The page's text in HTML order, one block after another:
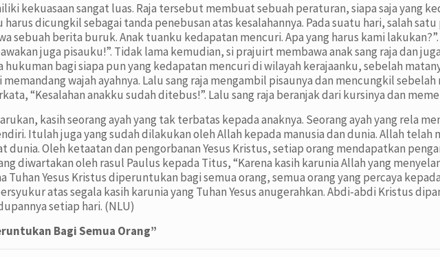
kekuasaan sangat luas. Raja tersebut membuat sebuah peraturan, siapa saja yang
dicungkil sebagai tanda penebusan atas kesalahannya. Pada suatu hari, salah
sebuah berita buruk. Anak tuanku kedapatan mencuri. Apa yang harus kami
juga pisauku!”. Tidak lama kemudian, si prajuirt membawa anak sang raja dan
hukuman bagi siapa pun yang kedapatan mencuri di wilayah kerajaanku, sebelah
wajah ayahnya. Lalu sang raja mengambil pisaunya dan mencungkil
“Kesalahan anakku sudah ditebus!”. Lalu sang raja beranjak dari kursinya dan
kasih seorang ayah yang tak terbatas kepada anaknya. Seorang ayah yang rela
Itulah juga yang sudah dilakukan oleh Allah kepada manusia dan dunia. Allah telah
Oleh ketaatan dan pengorbanan Yesus Kristus, setiap orang mendapatkan
diwartakan oleh rasul Paulus kepada Titus, “Karena kasih karunia Allah yang
Tuhan Yesus Kristus diperuntukan bagi semua orang, semua orang yang percaya
atas segala kasih karunia yang Tuhan Yesus anugerahkan. Abdi-abdi Kristus
setiap hari. (NLU)
Bagi Semua Orang”